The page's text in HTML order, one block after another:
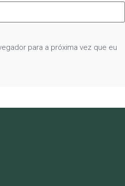
para a próxima vez que eu